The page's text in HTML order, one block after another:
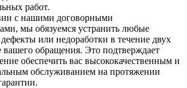
работ.
с нашими договорными
мы обязуемся устранить любые
или недоработки в течение двух
вашего обращения. Это подтверждает
обеспечить вас высококачественным и
обслуживанием на протяжении